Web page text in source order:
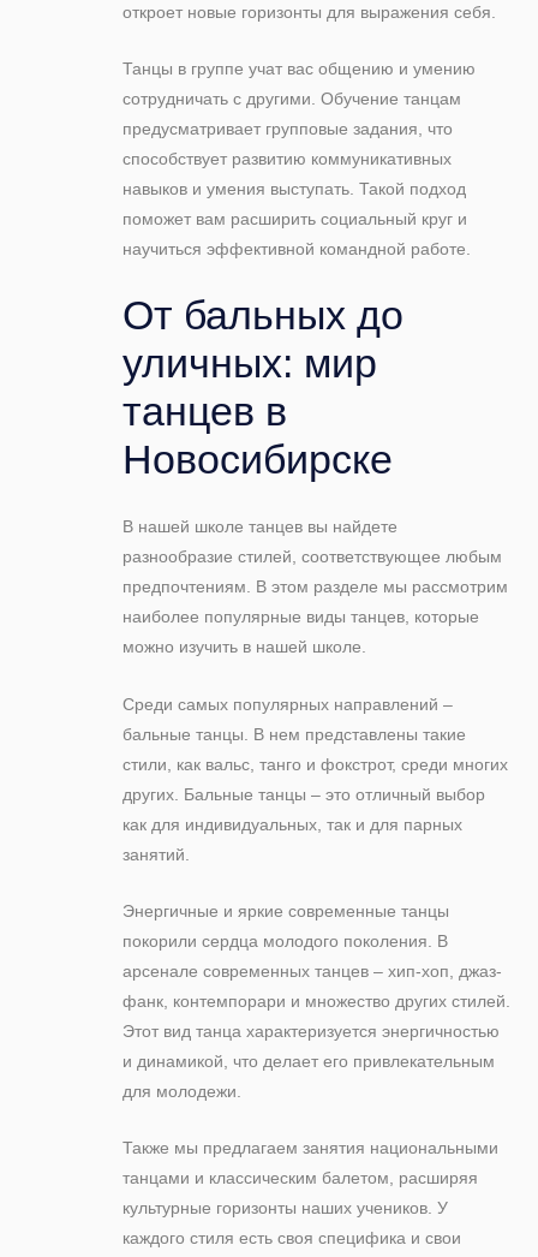
откроет новые горизонты для выражения себя.
Танцы в группе учат вас общению и умению
сотрудничать с другими. Обучение танцам
предусматривает групповые задания, что
способствует развитию коммуникативных
навыков и умения выступать. Такой подход
поможет вам расширить социальный круг и
научиться эффективной командной работе.
От бальных до
уличных: мир
танцев в
Новосибирске
В нашей школе танцев вы найдете
разнообразие стилей, соответствующее любым
предпочтениям. В этом разделе мы рассмотрим
наиболее популярные виды танцев, которые
можно изучить в нашей школе.
Среди самых популярных направлений –
бальные танцы. В нем представлены такие
стили, как вальс, танго и фокстрот, среди многих
других. Бальные танцы – это отличный выбор
как для индивидуальных, так и для парных
занятий.
Энергичные и яркие современные танцы
покорили сердца молодого поколения. В
арсенале современных танцев – хип-хоп, джаз-
фанк, контемпорари и множество других стилей.
Этот вид танца характеризуется энергичностью
и динамикой, что делает его привлекательным
для молодежи.
Также мы предлагаем занятия национальными
танцами и классическим балетом, расширяя
культурные горизонты наших учеников. У
каждого стиля есть своя специфика и свои